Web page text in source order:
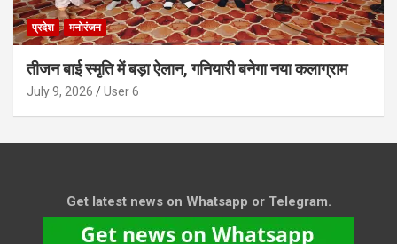
प्रदेश मनोरंजन
तीजन बाई स्मृति में बड़ा ऐलान, गनियारी बनेगा नया कलाग्राम
July 9, 2026 User 6
Get latest news on Whatsapp or Telegram.